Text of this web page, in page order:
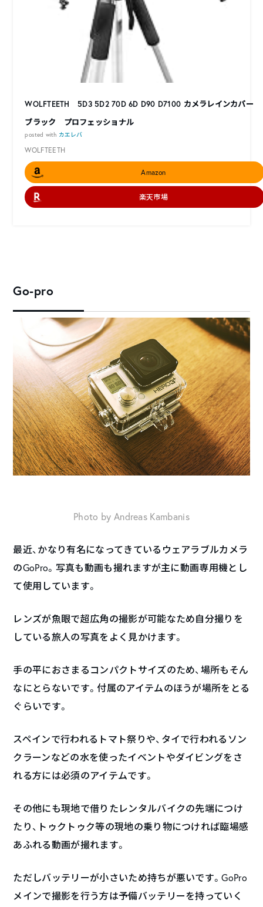
WOLFTEETH 5D3 5D2 70D 6D D90 D7100 カメラレインカバー
ブラック プロフェッショナル
posted with カエレバ
WOLFTEETH
Amazon
楽天市場
Go-pro
Photo by Andreas Kambanis
最近、かなり有名になってきているウェアラブルカメラ
のGoPro。写真も動画も撮れますが主に動画専用機とし
て使用しています。
レンズが魚眼で超広角の撮影が可能なため自分撮りを
している旅人の写真をよく見かけます。
手の平におさまるコンパクトサイズのため、場所もそん
なにとらないです。付属のアイテムのほうが場所をとる
ぐらいです。
スペインで行われるトマト祭りや、タイで行われるソン
クラーンなどの水を使ったイベントやダイビングをさ
れる方には必須のアイテムです。
その他にも現地で借りたレンタルバイクの先端につけ
たり、トゥクトゥク等の現地の乗り物につければ臨場感
あふれる動画が撮れます。
ただしバッテリーが小さいため持ちが悪いです。GoPro
メインで撮影を行う方は予備バッテリーを持っていく